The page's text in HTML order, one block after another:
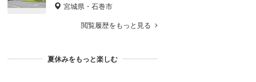
宮城県・石巻市
閲覧履歴をもっと見る
夏休みをもっと楽しむ